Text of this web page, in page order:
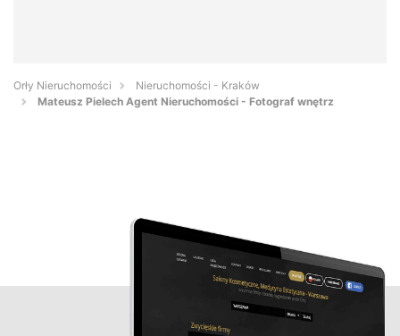
Orły Nieruchomości
Nieruchomości - Kraków
Mateusz Pielech Agent Nieruchomości - Fotograf wnętrz